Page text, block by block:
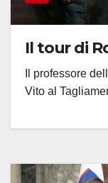
Il tour di
Il professore
Vito al